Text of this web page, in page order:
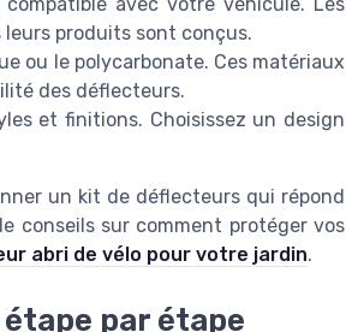
produits sont conçus.
ou le polycarbonate. Ces matériaux
des déflecteurs.
et finitions. Choisissez un design
un kit de déflecteurs qui répond
conseils sur comment protéger vos
abri de vélo pour votre jardin.
par étape